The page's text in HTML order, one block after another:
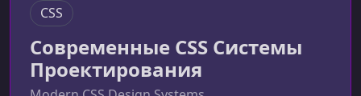
CSS
Современные CSS Системы
Проектирования